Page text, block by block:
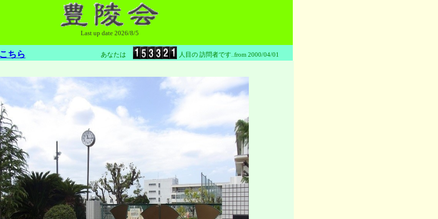
Last up date 2026/8/5
ちら あなたは 人目の 訪問者です..from 2000/04/01